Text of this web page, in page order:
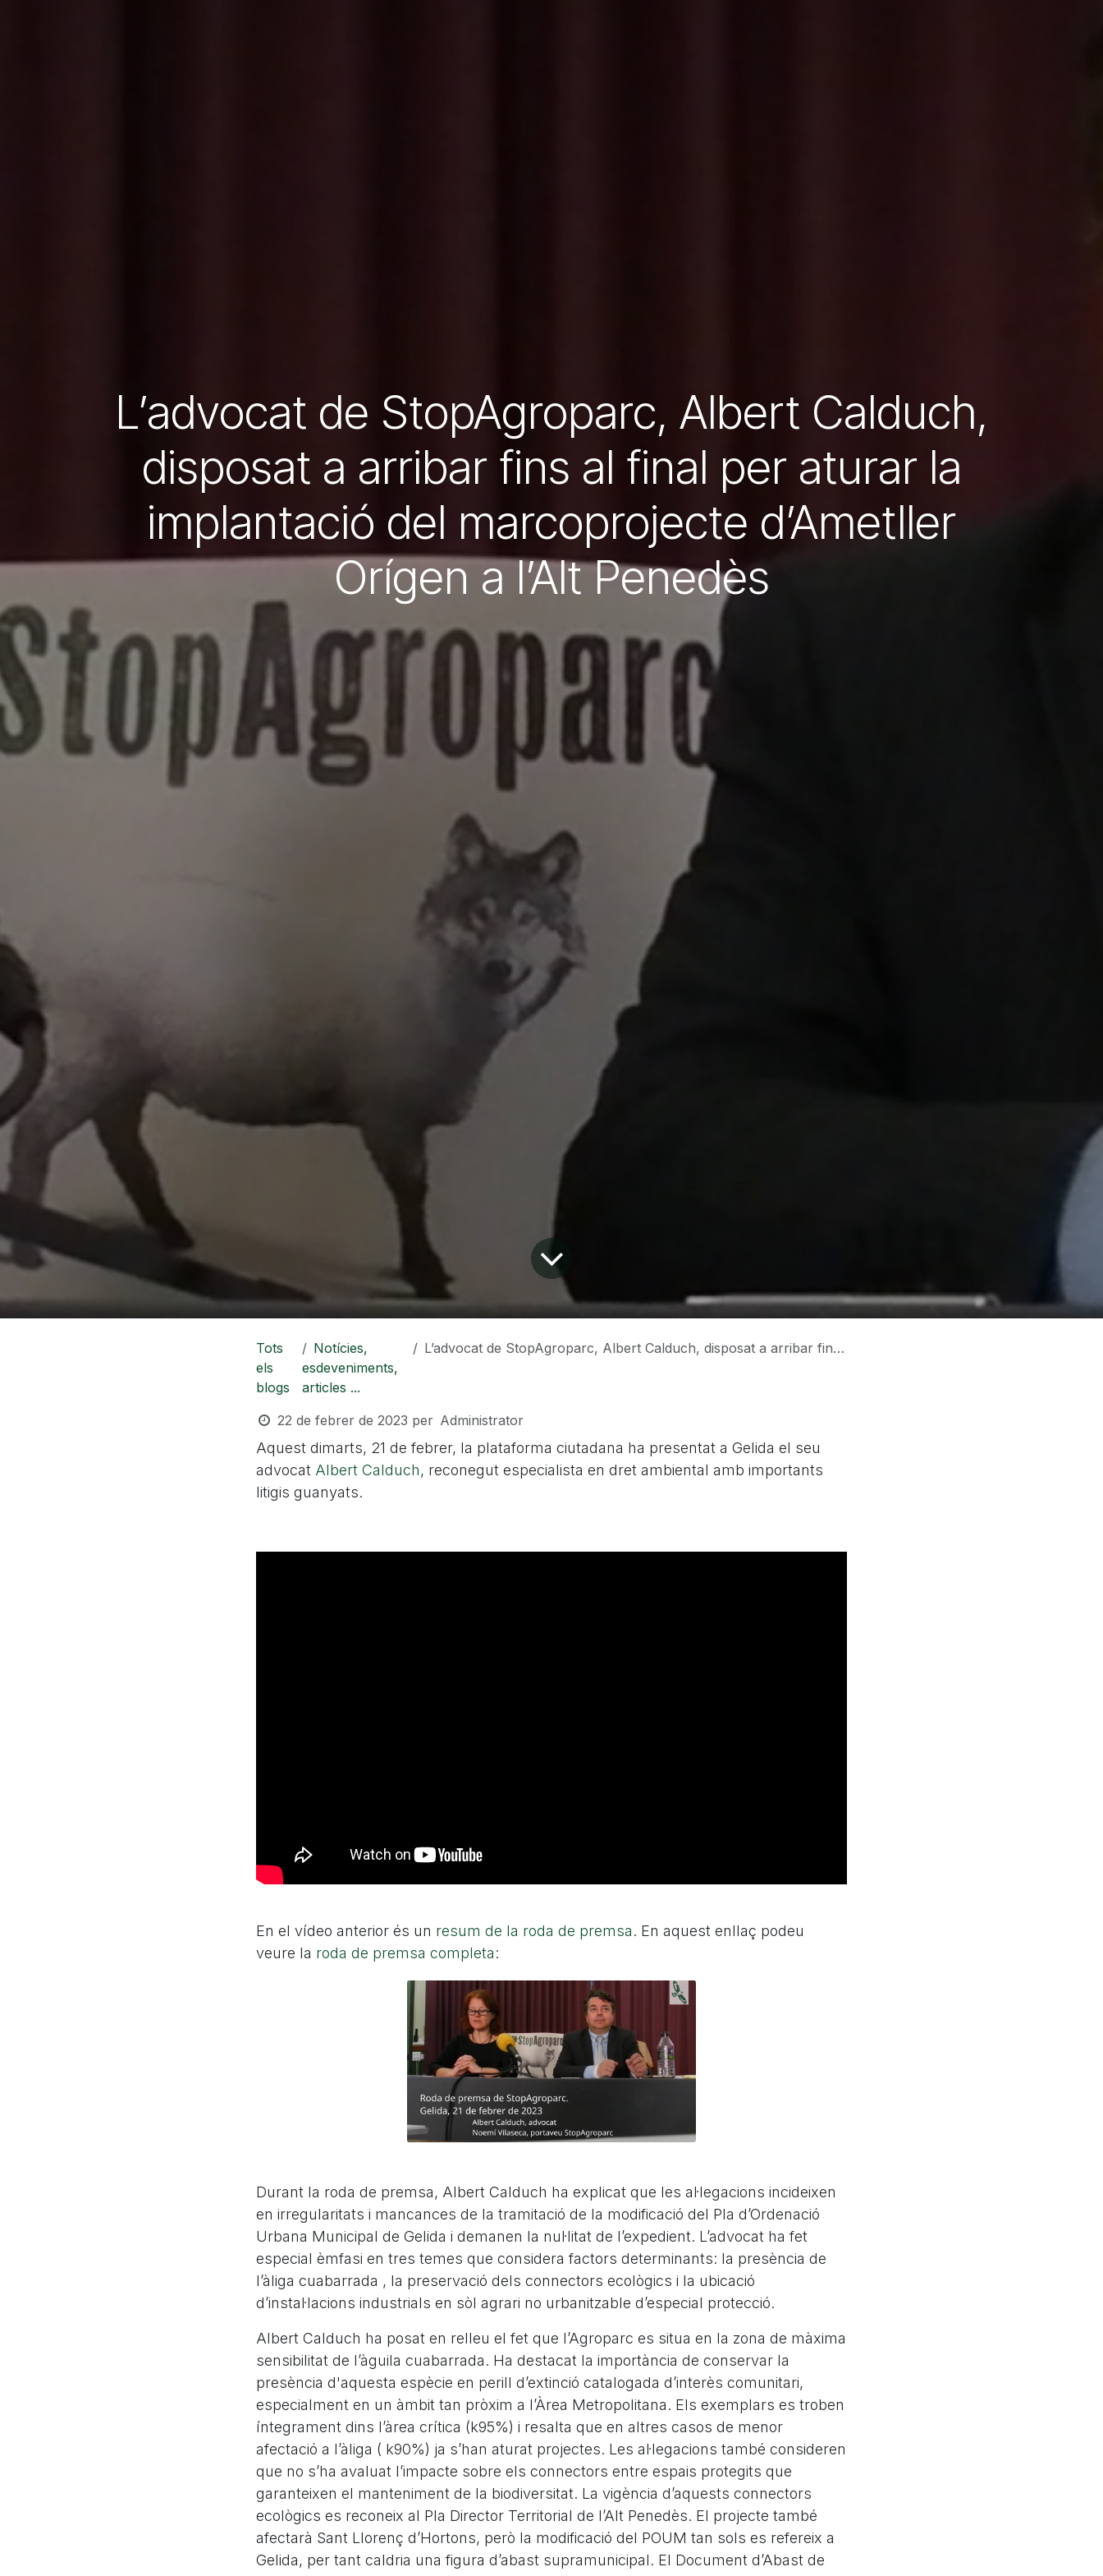
L’advocat de StopAgroparc, Albert Calduch,
disposat a arribar fins al final per aturar la
implantació del marcoprojecte d’Ametller
Orígen a l’Alt Penedès
Tots
els
blogs
Notícies,
esdeveniments,
articles ...
L’advocat de StopAgroparc, Albert Calduch, disposat a arribar fins al final per aturar la implantació del marcoprojecte d’Ametller Orígen a l’Alt Penedès
22 de febrer de 2023 per Administrator
Aquest dimarts, 21 de febrer, la plataforma ciutadana ha presentat a Gelida el seu
advocat Albert Calduch, reconegut especialista en dret ambiental amb importants
litigis guanyats.
En el vídeo anterior és un resum de la roda de premsa. En aquest enllaç podeu
veure la roda de premsa completa:
Durant la roda de premsa, Albert Calduch ha explicat que les al·legacions incideixen
en irregularitats i mancances de la tramitació de la modificació del Pla d’Ordenació
Urbana Municipal de Gelida i demanen la nul·litat de l’expedient. L’advocat ha fet
especial èmfasi en tres temes que considera factors determinants: la presència de
l’àliga cuabarrada , la preservació dels connectors ecològics i la ubicació
d’instal·lacions industrials en sòl agrari no urbanitzable d’especial protecció.
Albert Calduch ha posat en relleu el fet que l’Agroparc es situa en la zona de màxima
sensibilitat de l’àguila cuabarrada. Ha destacat la importància de conservar la
presència d'aquesta espècie en perill d’extinció catalogada d’interès comunitari,
especialment en un àmbit tan pròxim a l’Àrea Metropolitana. Els exemplars es troben
íntegrament dins l’àrea crítica (k95%) i resalta que en altres casos de menor
afectació a l’àliga ( k90%) ja s’han aturat projectes. Les al·legacions també consideren
que no s’ha avaluat l’impacte sobre els connectors entre espais protegits que
garanteixen el manteniment de la biodiversitat. La vigència d’aquests connectors
ecològics es reconeix al Pla Director Territorial de l’Alt Penedès. El projecte també
afectarà Sant Llorenç d’Hortons, però la modificació del POUM tan sols es refereix a
Gelida, per tant caldria una figura d’abast supramunicipal. El Document d’Abast de